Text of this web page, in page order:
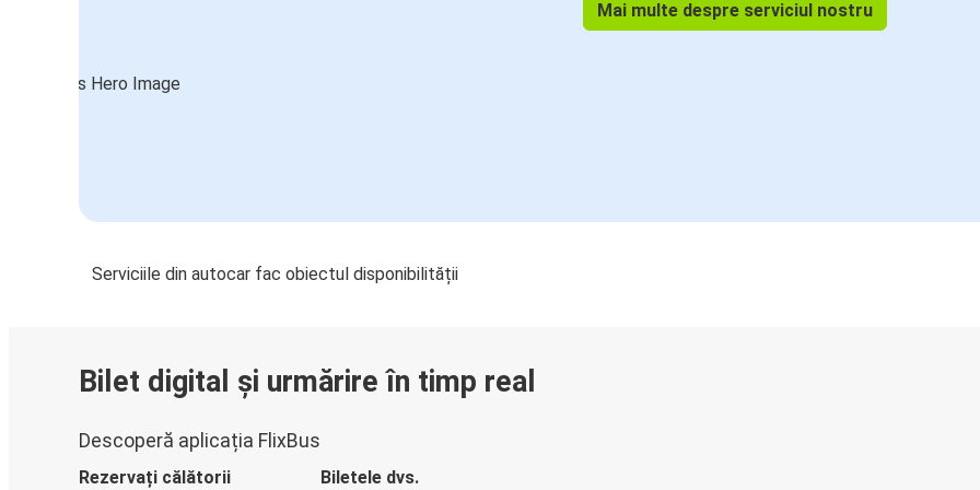
Mai multe despre serviciul nostru
Serviciile din autocar fac obiectul disponibilității
Bilet digital și urmărire în timp real
Descoperă aplicația FlixBus
Rezervați călătorii Biletele dvs.